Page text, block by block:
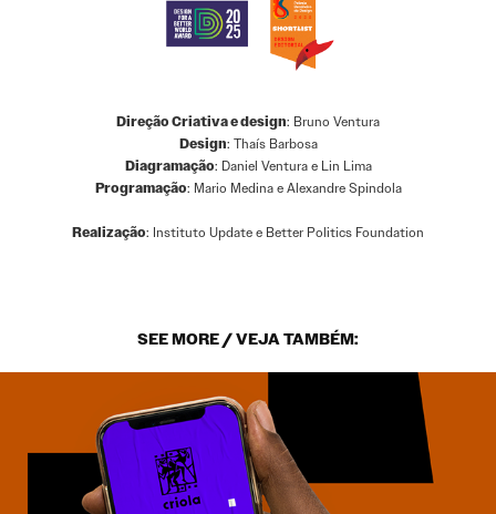
Direção Criativa e design: Bruno Ventura
Design: Thaís Barbosa
Diagramação: Daniel Ventura e Lin Lima
Programação: Mario Medina e Alexandre Spindola
Realização: Instituto Update e Better Politics Foundation
SEE MORE / VEJA TAMBÉM: